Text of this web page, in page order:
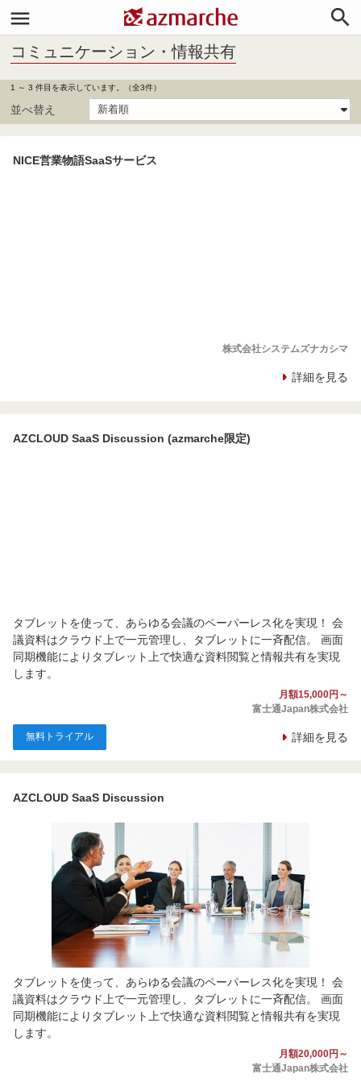


コミュニケーション・情報共有
1 ～ 3 件目を表示しています。（全3件）
並べ替え
NICE営業物語SaaSサービス
株式会社システムズナカシマ
詳細を見る
AZCLOUD SaaS Discussion (azmarche限定)
タブレットを使って、あらゆる会議のペーパーレス化を実現！ 会
議資料はクラウド上で一元管理し、タブレットに一斉配信。 画面
同期機能によりタブレット上で快適な資料閲覧と情報共有を実現
します。
月額15,000円～
富士通Japan株式会社
無料トライアル 詳細を見る
AZCLOUD SaaS Discussion
タブレットを使って、あらゆる会議のペーパーレス化を実現！ 会
議資料はクラウド上で一元管理し、タブレットに一斉配信。 画面
同期機能によりタブレット上で快適な資料閲覧と情報共有を実現
します。
月額20,000円～
富士通Japan株式会社